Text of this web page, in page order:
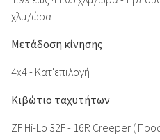
χλμ/ώρα
Μετάδοση κίνησης
4x4 - Κατ'επιλογή
Κιβώτιο ταχυτήτων
ZF Hi-Lo 32F - 16R Creeper (